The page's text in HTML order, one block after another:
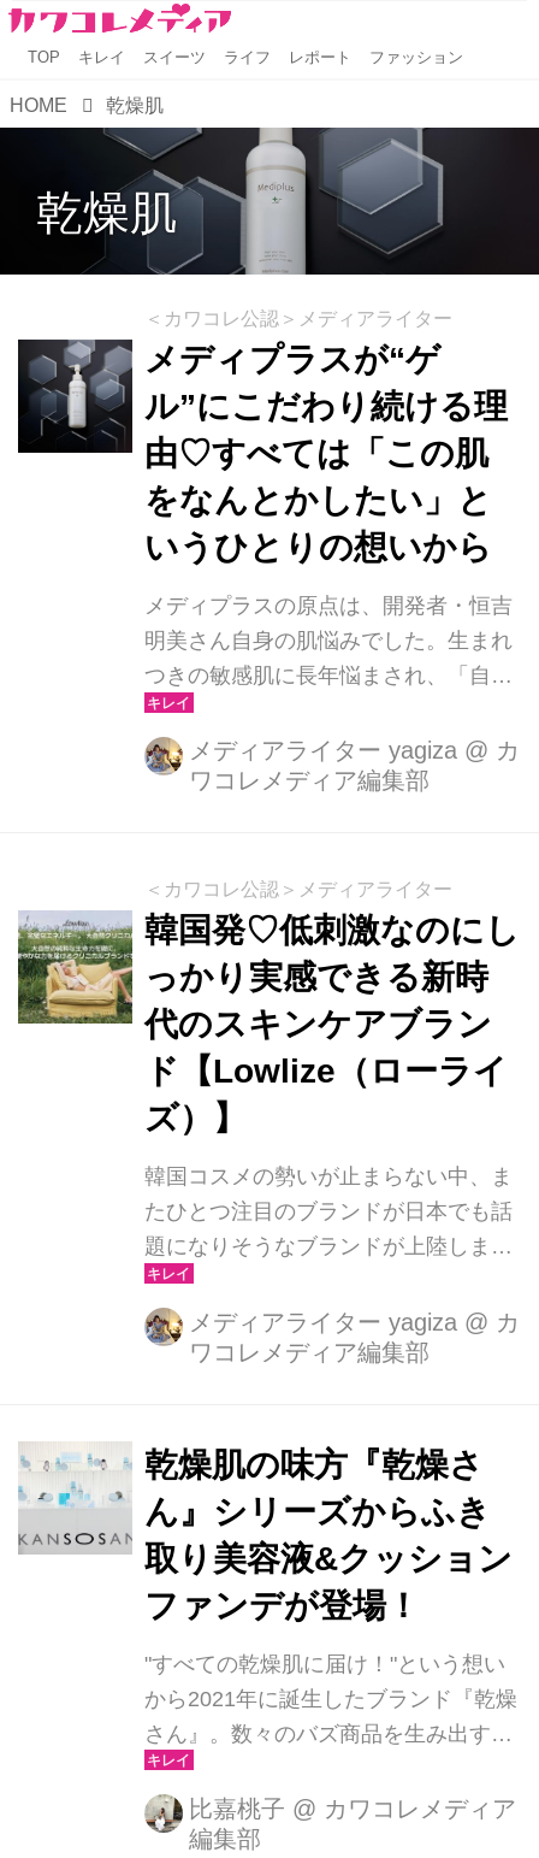
TOP キレイ スイーツ ライフ レポート ファッション
HOME 乾燥肌
乾燥肌
＜カワコレ公認＞メディアライター
メディプラスが“ゲ
ル”にこだわり続ける理
由♡すべては「この肌
をなんとかしたい」と
いうひとりの想いから
メディプラスの原点は、開発者・恒吉
明美さん自身の肌悩みでした。生まれ
つきの敏感肌に長年悩まされ、「自分
の肌を実験台に」スキンケア開発をス
タート。試行錯誤の末、エコー用ジェ
ルに着想を得た“摩擦を与えないゲ
た。無添加オールインワンとして創業
以来シリーズ累計2,300万本を突破す
る大ヒットに。しかし、順調な売れ行
きとは裏腹に、ユーザーからは「やめ
るのが怖い」「長く使っても肌が変わ
らない」という声が届くように。“つく
りたいのは化粧品ではなく、健康な
肌”その想いとのギャップに、開発者は
葛藤を抱えていました。
メディアライター yagiza @ カ
ワコレメディア編集部
＜カワコレ公認＞メディアライター
韓国発♡低刺激なのにし
っかり実感できる新時
代のスキンケアブラン
ド【Lowlize（ローライ
ズ）】
韓国コスメの勢いが止まらない中、ま
たひとつ注目のブランドが日本でも話
題になりそうなブランドが上陸しまし
た。その名は Lowlize（ローライ
ズ）。“LOW & VISUALIZE”をコンセプ
トに掲げ、低刺激※でありながら、確
いやすい処方と、自然由来のパワーを
掛け合わせた“やさしさ✖実感”のバラ
ンスが魅力。韓国スキンケアの中で
も、いま注目すべき存在として美容好
きの間でじわじわ話題になっていま
す。 大自然の生命力を、肌へ。
Lowlizeが大切にしていること Lowlize
のスキンケアは、大自然が持つ純粋な
生命力をヒントに開発...
メディアライター yagiza @ カ
ワコレメディア編集部
乾燥肌の味方『乾燥さ
ん』シリーズからふき
取り美容液&クッション
ファンデが登場！
"すべての乾燥肌に届け！"という想い
から2021年に誕生したブランド『乾燥
さん』。数々のバズ商品を生み出す人
気ブランドから、2026年2月に新たな
商品が登場します。 とろ〜り濃厚で摩
擦レス！薬用ふき取り美容液 とろみの
比嘉桃子 @ カワコレメディア
編集部